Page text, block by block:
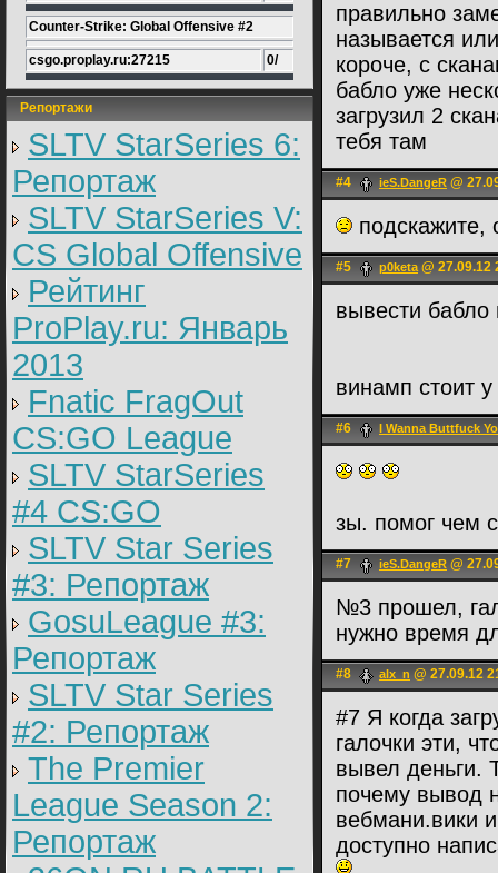
Counter-Strike: Global Offensive #2
csgo.proplay.ru:27215 0/
Репортажи
SLTV StarSeries 6:
Репортаж
SLTV StarSeries V:
CS Global Offensive
Рейтинг
ProPlay.ru: Январь
2013
Fnatic FragOut
CS:GO League
SLTV StarSeries
#4 CS:GO
SLTV Star Series
#3: Репортаж
GosuLeague #3:
Репортаж
SLTV Star Series
#2: Репортаж
The Premier
League Season 2:
Репортаж
правильно
называется
короче, с
бабло уже
загрузил 2
тебя там
#4 ieS.DangeR @
подскажите,
#5 p0keta@ 27.09.12
вывести бабло
винамп стоит
#6 I Wanna Buttfuck
зы. помог чем
#7 ieS.DangeR @
№3 прошел,
нужно время
#8 alx_n @ 27.09.12
#7 Я когда
галочки эти,
вывел деньги.
почему вывод
вебмани.вики
доступно